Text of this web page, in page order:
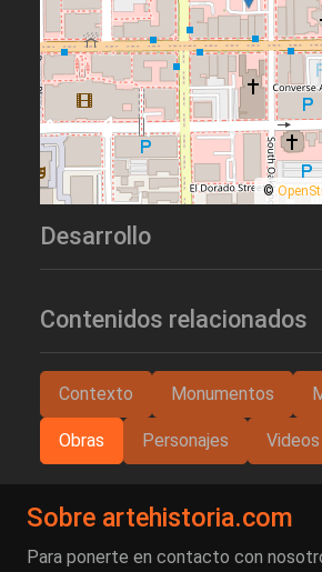
©
Desarrollo
Contenidos relacionados
Contexto Monumentos
Obras Personajes Videos
Sobre artehistoria.com
Para ponerte en contacto con